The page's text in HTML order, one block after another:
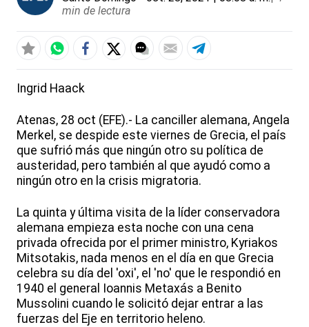
min de lectura
Ingrid Haack
Atenas, 28 oct (EFE).- La canciller alemana, Angela
Merkel, se despide este viernes de Grecia, el país
que sufrió más que ningún otro su política de
austeridad, pero también al que ayudó como a
ningún otro en la crisis migratoria.
La quinta y última visita de la líder conservadora
alemana empieza esta noche con una cena
privada ofrecida por el primer ministro, Kyriakos
Mitsotakis, nada menos en el día en que Grecia
celebra su día del 'oxi', el 'no' que le respondió en
1940 el general Ioannis Metaxás a Benito
Mussolini cuando le solicitó dejar entrar a las
fuerzas del Eje en territorio heleno.